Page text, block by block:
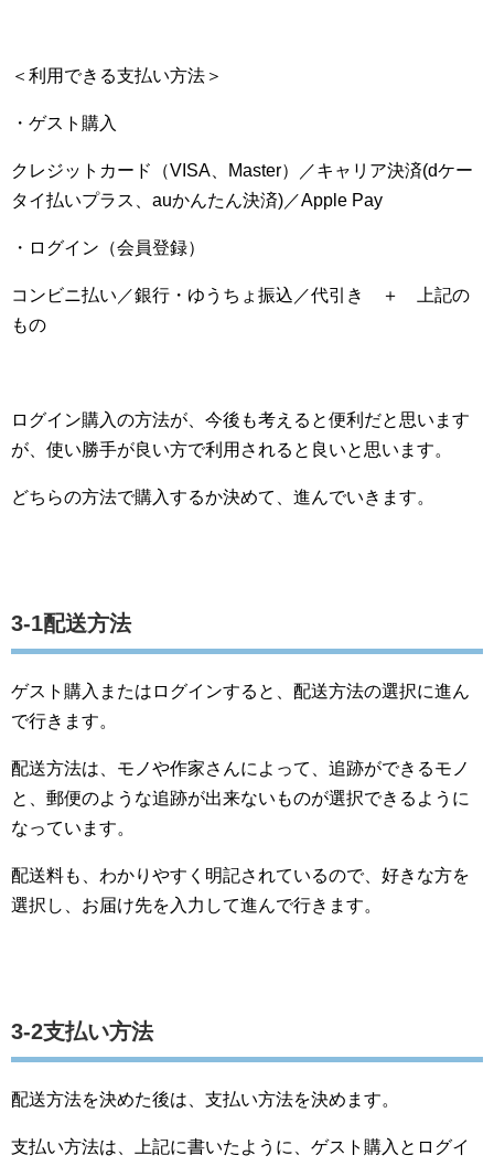
＜利用できる支払い方法＞
・ゲスト購入
クレジットカード（VISA、Master）／キャリア決済(dケー
タイ払いプラス、auかんたん決済)／Apple Pay
・ログイン（会員登録）
コンビニ払い／銀行・ゆうちょ振込／代引き ＋ 上記の
もの
ログイン購入の方法が、今後も考えると便利だと思います
が、使い勝手が良い方で利用されると良いと思います。
どちらの方法で購入するか決めて、進んでいきます。
3-1配送方法
ゲスト購入またはログインすると、配送方法の選択に進ん
で行きます。
配送方法は、モノや作家さんによって、追跡ができるモノ
と、郵便のような追跡が出来ないものが選択できるように
なっています。
配送料も、わかりやすく明記されているので、好きな方を
選択し、お届け先を入力して進んで行きます。
3-2支払い方法
配送方法を決めた後は、支払い方法を決めます。
支払い方法は、上記に書いたように、ゲスト購入とログイ